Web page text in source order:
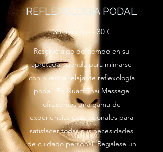
REFLEXOLOGÍA PODAL
30 minutos - 30 €
Reserve algo de tiempo en su
apretada agenda para mimarse
con nuestra relajante reflexología
podal. En Nuad Thai Massage
ofrecemos una gama de
experiencias excepcionales para
satisfacer todas sus necesidades
de cuidado personal. Regálese un